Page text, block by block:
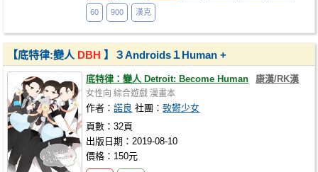
60 900 漢克
【底特律:變人 DBH 】３Androids１Human +
底特律：變人 Detroit: Become Human 康漢/RK漢
女性向 綜合遊戲 漫畫本
作者：諾良 社團：致鬱少女
頁數：32頁
出版日期：2019-08-10
價格：150元